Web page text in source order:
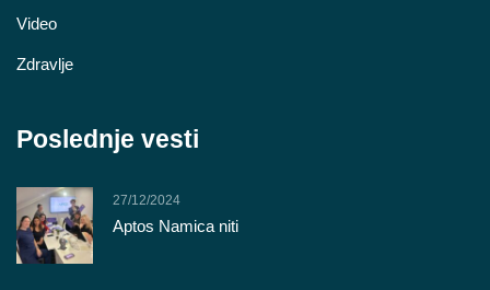
Video
Zdravlje
Poslednje vesti
27/12/2024
Aptos Namica niti